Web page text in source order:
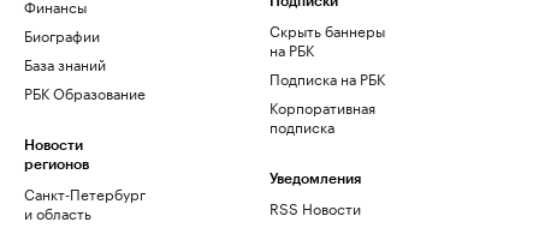
Финансы
Биографии
База знаний
РБК Образование
Новости
регионов
Санкт-Петербург
и область
Скрыть баннеры
на РБК
Подписка на РБК
Корпоративная
подписка
Уведомления
RSS Новости